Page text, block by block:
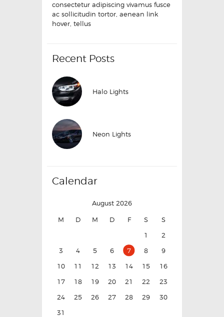
consectetur adipiscing vivamus fusce
ac sollicitudin tortor, aenean link
hover, tellus
Recent Posts
Halo Lights
Neon Lights
Calendar
August 2026
M D M D F S
S
1
2
3
4 5 6 7 8
9
10
11 12 13 14 15
16
17
18 19 20 21 22
23
24
25 26 27 28 29
30
31